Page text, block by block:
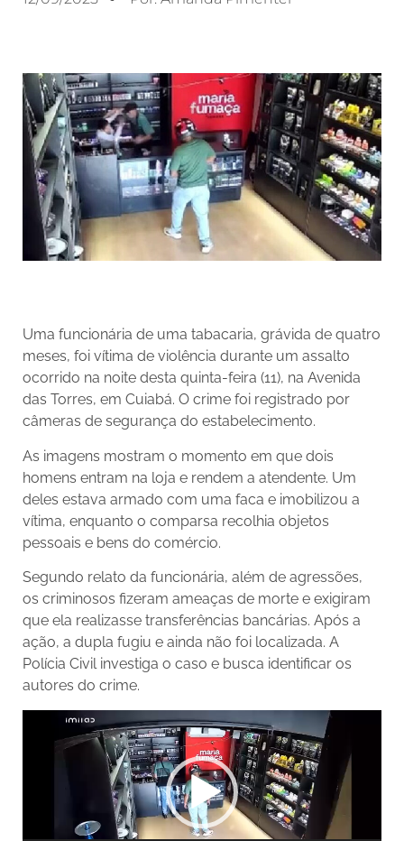
Uma funcionária de uma tabacaria, grávida de quatro
meses, foi vítima de violência durante um assalto
ocorrido na noite desta quinta-feira (11), na Avenida
das Torres, em Cuiabá. O crime foi registrado por
câmeras de segurança do estabelecimento.
As imagens mostram o momento em que dois
homens entram na loja e rendem a atendente. Um
deles estava armado com uma faca e imobilizou a
vítima, enquanto o comparsa recolhia objetos
pessoais e bens do comércio.
Segundo relato da funcionária, além de agressões,
os criminosos fizeram ameaças de morte e exigiram
que ela realizasse transferências bancárias. Após a
ação, a dupla fugiu e ainda não foi localizada. A
Polícia Civil investiga o caso e busca identificar os
autores do crime.
Tocador